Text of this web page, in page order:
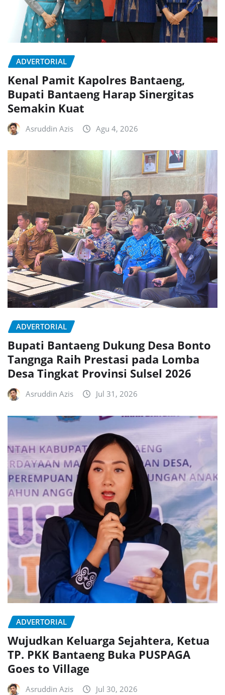
ADVERTORIAL
Kenal Pamit Kapolres Bantaeng,
Bupati Bantaeng Harap Sinergitas
Semakin Kuat
Asruddin Azis Agu 4, 2026
ADVERTORIAL
Bupati Bantaeng Dukung Desa Bonto
Tangnga Raih Prestasi pada Lomba
Desa Tingkat Provinsi Sulsel 2026
Asruddin Azis Jul 31, 2026
ADVERTORIAL
Wujudkan Keluarga Sejahtera, Ketua
TP. PKK Bantaeng Buka PUSPAGA
Goes to Village
Asruddin Azis Jul 30, 2026